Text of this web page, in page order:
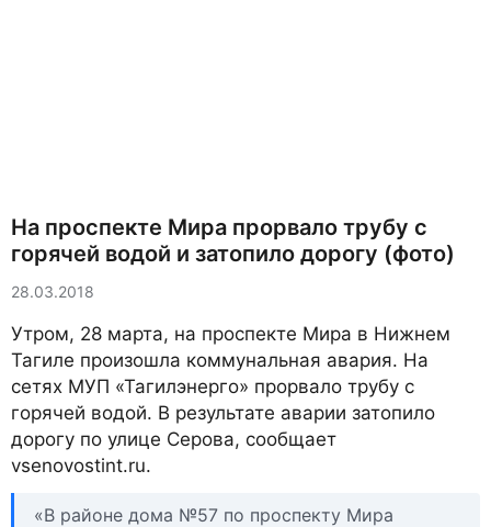
На проспекте Мира прорвало трубу с
горячей водой и затопило дорогу (фото)
28.03.2018
Утром, 28 марта, на проспекте Мира в Нижнем
Тагиле произошла коммунальная авария. На
сетях МУП «Тагилэнерго» прорвало трубу с
горячей водой. В результате аварии затопило
дорогу по улице Серова, сообщает
vsenovostint.ru.
«В районе дома №57 по проспекту Мира